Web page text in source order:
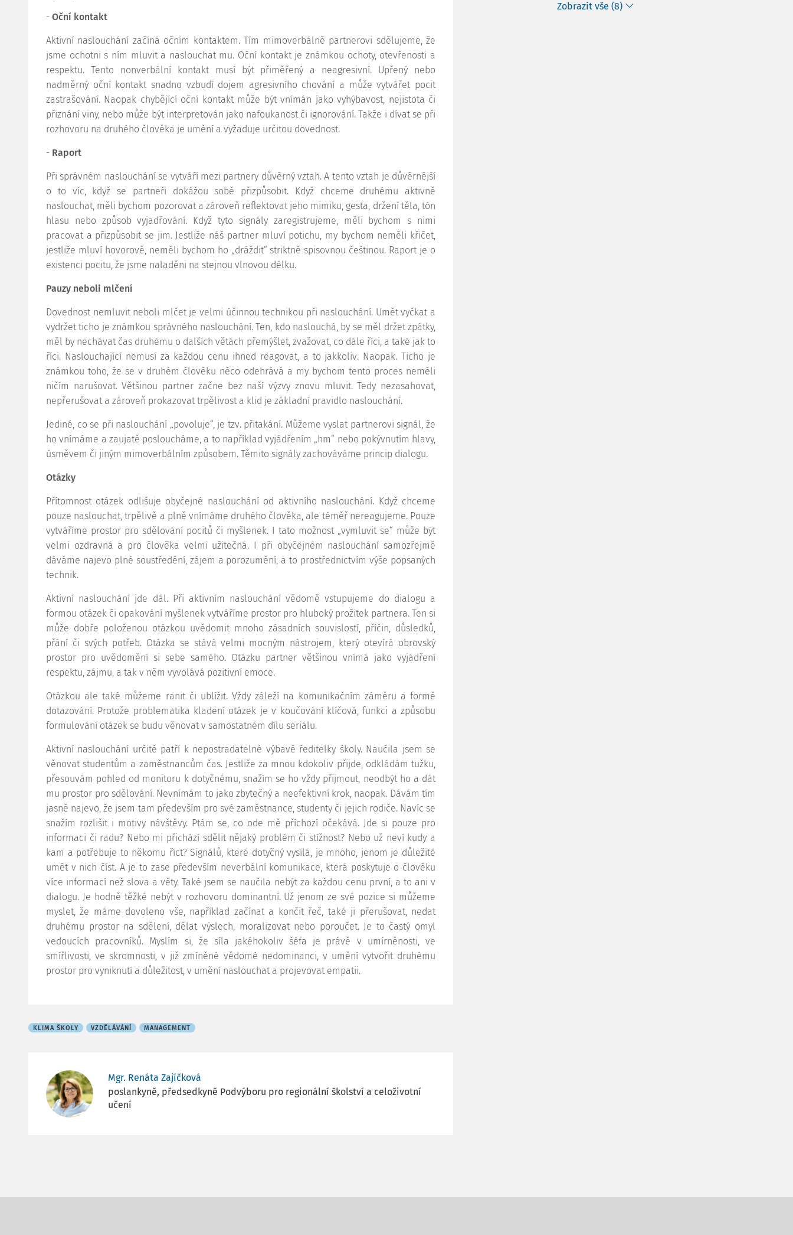
- Oční kontakt
Aktivní naslouchání začíná očním kontaktem. Tím mimoverbálně partnerovi sdělujeme, že
jsme ochotni s ním mluvit a naslouchat mu. Oční kontakt je známkou ochoty, otevřenosti a
respektu. Tento nonverbální kontakt musí být přiměřený a neagresivní. Upřený nebo
nadměrný oční kontakt snadno vzbudí dojem agresivního chování a může vytvářet pocit
zastrašování. Naopak chybějící oční kontakt může být vnímán jako vyhýbavost, nejistota či
přiznání viny, nebo může být interpretován jako nafoukanost či ignorování. Takže i dívat se při
rozhovoru na druhého člověka je umění a vyžaduje určitou dovednost.
- Raport
Při správném naslouchání se vytváří mezi partnery důvěrný vztah. A tento vztah je důvěrnější
o to víc, když se partneři dokážou sobě přizpůsobit. Když chceme druhému aktivně
naslouchat, měli bychom pozorovat a zároveň reflektovat jeho mimiku, gesta, držení těla, tón
hlasu nebo způsob vyjadřování. Když tyto signály zaregistrujeme, měli bychom s nimi
pracovat a přizpůsobit se jim. Jestliže náš partner mluví potichu, my bychom neměli křičet,
jestliže mluví hovorově, neměli bychom ho „dráždit“ striktně spisovnou češtinou. Raport je o
existenci pocitu, že jsme naladěni na stejnou vlnovou délku.
Pauzy neboli mlčení
Dovednost nemluvit neboli mlčet je velmi účinnou technikou při naslouchání. Umět vyčkat a
vydržet ticho je známkou správného naslouchání. Ten, kdo naslouchá, by se měl držet zpátky,
měl by nechávat čas druhému o dalších větách přemýšlet, zvažovat, co dále říci, a také jak to
říci. Naslouchající nemusí za každou cenu ihned reagovat, a to jakkoliv. Naopak. Ticho je
známkou toho, že se v druhém člověku něco odehrává a my bychom tento proces neměli
ničím narušovat. Většinou partner začne bez naší výzvy znovu mluvit. Tedy nezasahovat,
nepřerušovat a zároveň prokazovat trpělivost a klid je základní pravidlo naslouchání.
Jediné, co se při naslouchání „povoluje“, je tzv. přitakání. Můžeme vyslat partnerovi signál, že
ho vnímáme a zaujatě posloucháme, a to například vyjádřením „hm“ nebo pokývnutím hlavy,
úsměvem či jiným mimoverbálním způsobem. Těmito signály zachováváme princip dialogu.
Otázky
Přítomnost otázek odlišuje obyčejné naslouchání od aktivního naslouchání. Když chceme
pouze naslouchat, trpělivě a plně vnímáme druhého člověka, ale téměř nereagujeme. Pouze
vytváříme prostor pro sdělování pocitů či myšlenek. I tato možnost „vymluvit se“ může být
velmi ozdravná a pro člověka velmi užitečná. I při obyčejném naslouchání samozřejmě
dáváme najevo plné soustředění, zájem a porozumění, a to prostřednictvím výše popsaných
technik.
Aktivní naslouchání jde dál. Při aktivním naslouchání vědomě vstupujeme do dialogu a
formou otázek či opakování myšlenek vytváříme prostor pro hluboký prožitek partnera. Ten si
může dobře položenou otázkou uvědomit mnoho zásadních souvislostí, příčin, důsledků,
přání či svých potřeb. Otázka se stává velmi mocným nástrojem, který otevírá obrovský
prostor pro uvědomění si sebe samého. Otázku partner většinou vnímá jako vyjádření
respektu, zájmu, a tak v něm vyvolává pozitivní emoce.
Otázkou ale také můžeme ranit či ublížit. Vždy záleží na komunikačním záměru a formě
dotazování. Protože problematika kladení otázek je v koučování klíčová, funkci a způsobu
formulování otázek se budu věnovat v samostatném dílu seriálu.
Aktivní naslouchání určitě patří k nepostradatelné výbavě ředitelky školy. Naučila jsem se
věnovat studentům a zaměstnancům čas. Jestliže za mnou kdokoliv přijde, odkládám tužku,
přesouvám pohled od monitoru k dotyčnému, snažím se ho vždy přijmout, neodbýt ho a dát
mu prostor pro sdělování. Nevnímám to jako zbytečný a neefektivní krok, naopak. Dávám tím
jasně najevo, že jsem tam především pro své zaměstnance, studenty či jejich rodiče. Navíc se
snažím rozlišit i motivy návštěvy. Ptám se, co ode mě příchozí očekává. Jde si pouze pro
informaci či radu? Nebo mi přichází sdělit nějaký problém či stížnost? Nebo už neví kudy a
kam a potřebuje to někomu říct? Signálů, které dotyčný vysílá, je mnoho, jenom je důležité
umět v nich číst. A je to zase především neverbální komunikace, která poskytuje o člověku
více informací než slova a věty. Také jsem se naučila nebýt za každou cenu první, a to ani v
dialogu. Je hodně těžké nebýt v rozhovoru dominantní. Už jenom ze své pozice si můžeme
myslet, že máme dovoleno vše, například začínat a končit řeč, také ji přerušovat, nedat
druhému prostor na sdělení, dělat výslech, moralizovat nebo poroučet. Je to častý omyl
vedoucích pracovníků. Myslím si, že síla jakéhokoliv šéfa je právě v umírněnosti, ve
smířlivosti, ve skromnosti, v již zmíněné vědomé nedominanci, v umění vytvořit druhému
prostor pro vyniknutí a důležitost, v umění naslouchat a projevovat empatii.
KLIMA ŠKOLY VZDĚLÁVÁNÍ MANAGEMENT
Mgr. Renáta Zajíčková
poslankyně, předsedkyně Podvýboru pro regionální školství a celoživotní
učení
Zobrazit vše (8)